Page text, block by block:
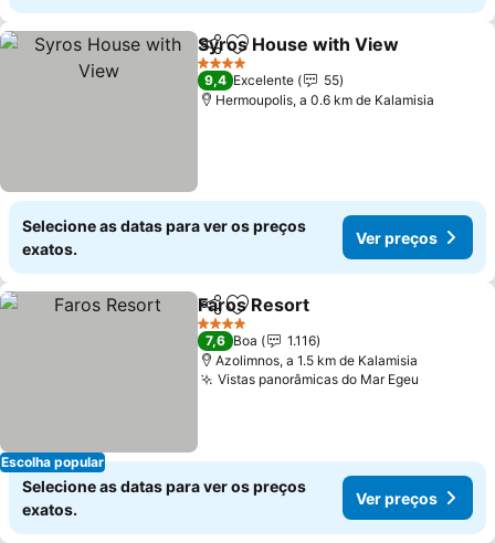
PartilharAdicionar aos favoritos
Syros House with View
4 Estrelas
9,4 Excelente
55
Hermoupolis, a 0.6 km de Kalamisia
Selecione as datas para ver os preços
exatos.
Ver preços
Escolha popular
PartilharAdicionar aos favoritos
Faros Resort
4 Estrelas
7,6 Boa
1.116
Azolimnos, a 1.5 km de Kalamisia
Vistas panorâmicas do Mar Egeu
Selecione as datas para ver os preços
exatos.
Ver preços